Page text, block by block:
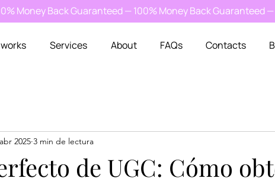
Money Back Guaranteed — 100% Money Back Guaranteed
Services About FAQs Contacts
de UGC: Cómo
2025 3 min de lectura